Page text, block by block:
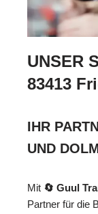
UNSER
83413
IHR
UND
Mit 🔄 Guul
Partner für die